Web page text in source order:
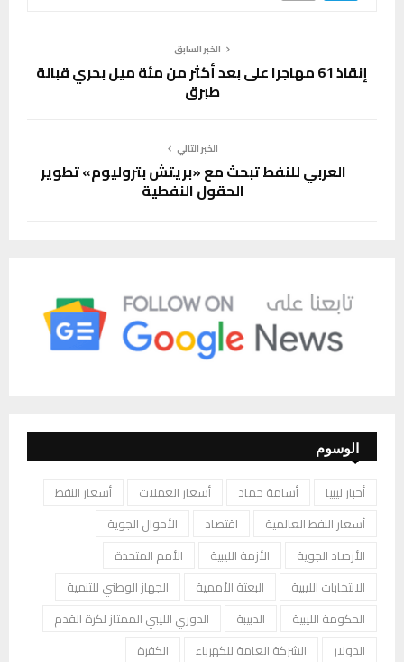
الخبر السابق
إنقاذ 61 مهاجرا على بعد أكثر من مئة ميل بحري قبالة
طبرق
الخبر التالي
العربي للنفط تبحث مع «بريتش بتروليوم» تطوير
الحقول النفطية
الوسوم
أخبار ليبيا أسامة حماد أسعار العملات
أسعار النفط
أسعار النفط العالمية
اقتصاد
الأحوال الجوية
الأرصاد الجوية
الأزمة الليبية
الأمم المتحدة
الانتخابات الليبية
البعثة الأممية
الجهاز الوطني للتنمية
الحكومة الليبية
الدبيبة
الدوري الليبي الممتاز لكرة القدم
الدولار
الشركة العامة للكهرباء
الكفرة